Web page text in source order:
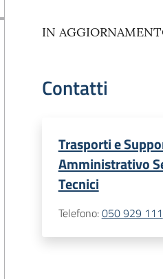
IN
Contatti
Trasporti e
Amministrativo
Tecnici
Telefono:050 929 111